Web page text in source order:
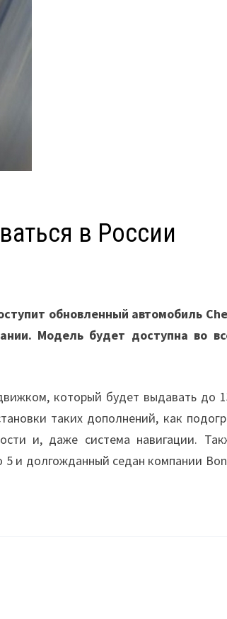
в России
обновленный автомобиль
Модель будет доступна во
который будет выдавать до
таких дополнений, как
и, даже система навигации.
и долгожданный седан компании